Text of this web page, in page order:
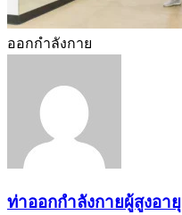
ออกกำลังกาย
ท่าออกกำลังกายผู้สูงอายุ